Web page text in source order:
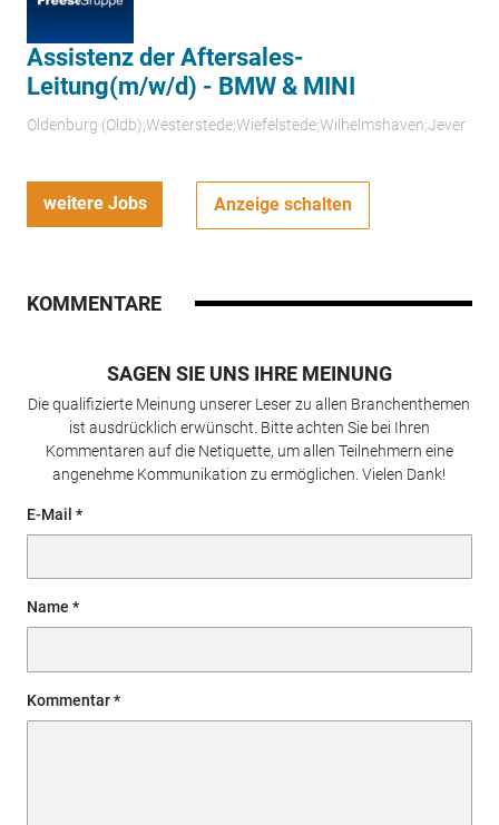
Assistenz der Aftersales-
Leitung(m/w/d) - BMW & MINI
Oldenburg (Oldb);Westerstede;Wiefelstede;Wilhelmshaven;Jever
weitere Jobs Anzeige schalten
KOMMENTARE
SAGEN SIE UNS IHRE MEINUNG
Die qualifizierte Meinung unserer Leser zu allen Branchenthemen
ist ausdrücklich erwünscht. Bitte achten Sie bei Ihren
Kommentaren auf die Netiquette, um allen Teilnehmern eine
angenehme Kommunikation zu ermöglichen. Vielen Dank!
E-Mail
Name
Kommentar